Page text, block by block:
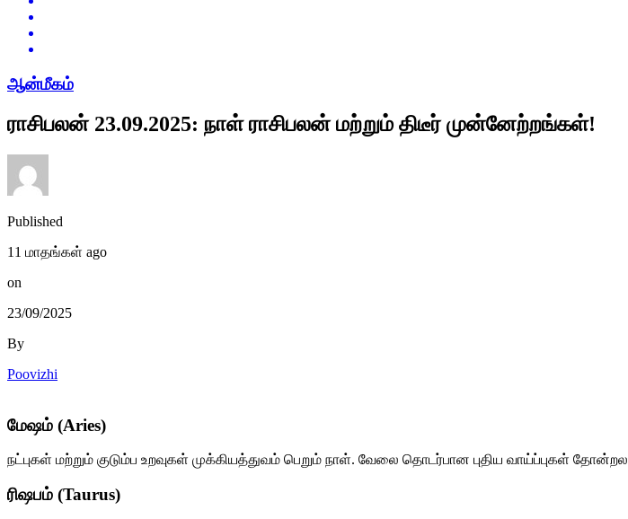
ஆன்மீகம்
ராசிபலன் 23.09.2025: நாள் ராசிபலன் மற்றும் திடீர் முன்னேற்றங்கள்!
Published
11 மாதங்கள் ago
on
23/09/2025
By
Poovizhi
மேஷம் (Aries)
நட்புகள் மற்றும் குடும்ப உறவுகள் முக்கியத்துவம் பெறும் நாள். வேலை தொடர்பான புதிய வாய்ப்புகள்
ரிஷபம் (Taurus)